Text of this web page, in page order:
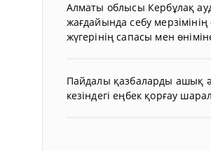
Алматы облысы Кербұлақ
жағдайында себу мерзімінің
жүгерінің сапасы мен
Пайдалы қазбаларды ашық
кезіндегі еңбек қорғау